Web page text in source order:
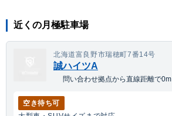
近くの月極駐車場
北海道富良野市瑞穂町7番14号
誠ハイツA
問い合わせ拠点から直線距離で0m
空き待ち可